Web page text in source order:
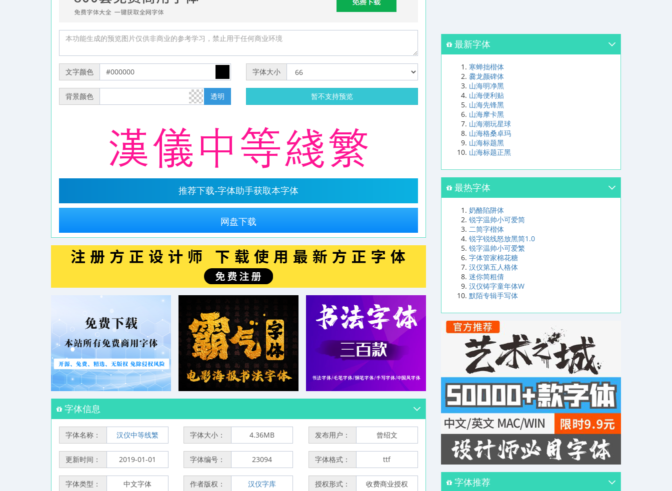
文字颜色 字体大小
背景颜色 透明 暂不支持预览
推荐下载-字体助手获取本字体
网盘下载
字体信息
字体名称： 汉仪中等线繁 字体大小： 4.36MB 发布用户： 曾绍文
更新时间： 2019-01-01 字体编号： 23094 字体格式： ttf
字体类型： 中文字体 作者版权： 汉仪字库 授权形式： 收费商业授权
最新字体
寒蝉拙楷体
爨龙颜碑体
山海明净黑
山海便利贴
山海先锋黑
山海摩卡黑
山海潮玩星球
山海格桑卓玛
山海标题黑
山海标题正黑
最热字体
奶酪陷阱体
锐字温帅小可爱简
二简字楷体
锐字锐线怒放黑简1.0
锐字温帅小可爱繁
字体管家棉花糖
汉仪第五人格体
迷你简粗倩
汉仪铸字童年体W
默陌专辑手写体
字体推荐